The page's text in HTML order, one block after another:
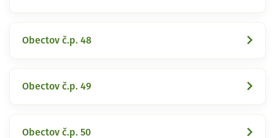
Obectov č.p. 48
Obectov č.p. 49
Obectov č.p. 50